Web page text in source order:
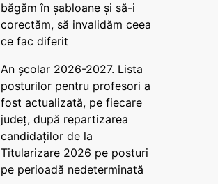
băgăm în șabloane și să-i
corectăm, să invalidăm ceea
ce fac diferit
An școlar 2026-2027. Lista
posturilor pentru profesori a
fost actualizată, pe fiecare
județ, după repartizarea
candidaților de la
Titularizare 2026 pe posturi
pe perioadă nedeterminată